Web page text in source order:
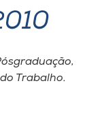
Trabalho.